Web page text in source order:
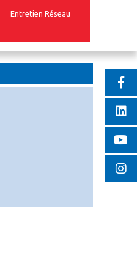
Entretien Réseau